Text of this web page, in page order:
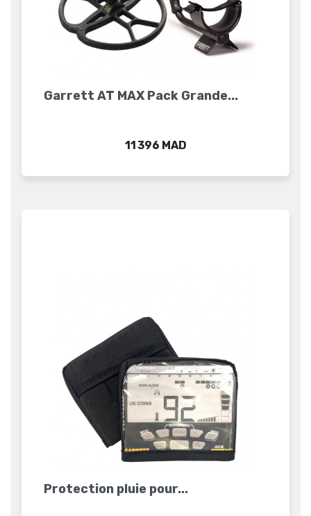
Garrett AT MAX Pack Grande...
Prix
11 396 MAD
Protection pluie pour...